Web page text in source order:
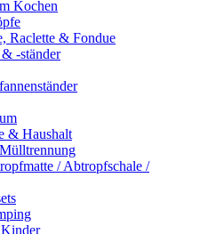
Kochen
Raclette & Fondue
-ständer
& Haushalt
/ Abtropfschale /
Kinder